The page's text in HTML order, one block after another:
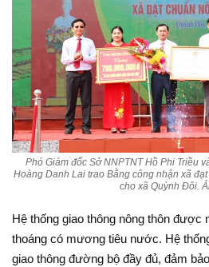
Phó Giám đốc Sở NNPTNT Hồ Phi Triều
Hoàng Danh Lai trao Bằng công nhận xã
cho xã Quỳnh Đôi.
Hệ thống giao thông nông thôn được
thoáng có mương tiêu nước. Hệ
giao thông đường bộ đầy đủ, đảm